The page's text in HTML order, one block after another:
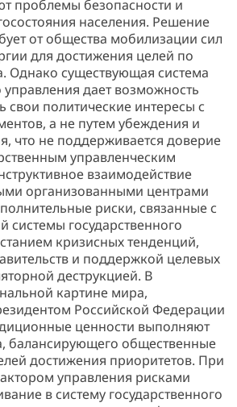
проблемы безопасности и
населения. Решение
от общества мобилизации сил
для достижения целей по
Однако существующая система
управления дает возможность
свои политические интересы с
а не путем убеждения и
что не поддерживается доверие
управленческим
взаимодействие
организованными центрами
риски, связанные с
системы государственного
кризисных тенденций,
и поддержкой целевых
деструкцией. В
картине мира,
Российской Федерации
ценности выполняют
балансирующего общественные
достижения приоритетов. При
управления рисками
в систему государственного